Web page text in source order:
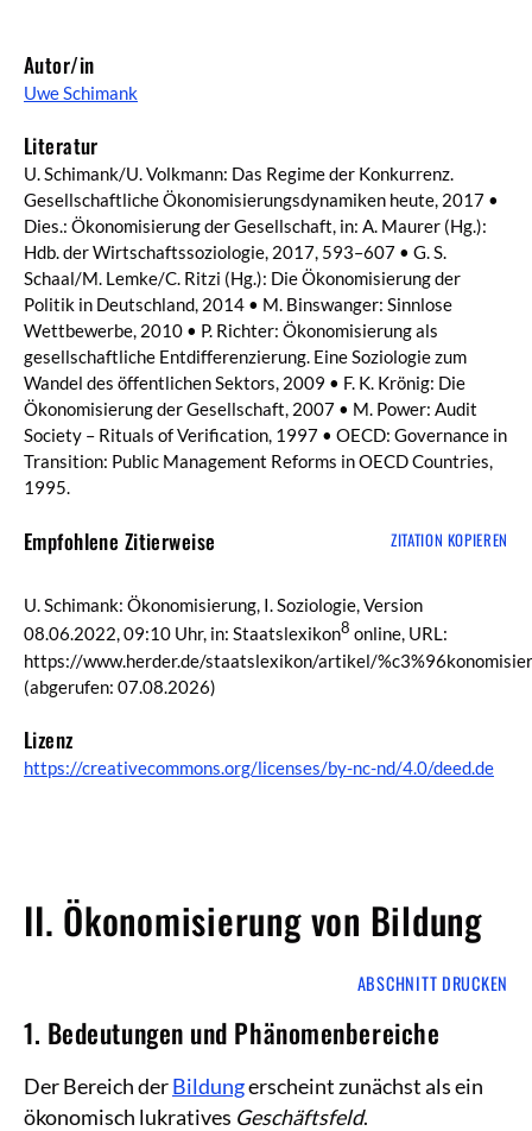
Autor/in
Uwe Schimank
Literatur
U. Schimank/U. Volkmann: Das Regime der Konkurrenz.
Gesellschaftliche Ökonomisierungsdynamiken heute, 2017 •
Dies.: Ökonomisierung der Gesellschaft, in: A. Maurer (Hg.):
Hdb. der Wirtschaftssoziologie, 2017, 593–607 • G. S.
Schaal/M. Lemke/C. Ritzi (Hg.): Die Ökonomisierung der
Politik in Deutschland, 2014 • M. Binswanger: Sinnlose
Wettbewerbe, 2010 • P. Richter: Ökonomisierung als
gesellschaftliche Entdifferenzierung. Eine Soziologie zum
Wandel des öffentlichen Sektors, 2009 • F. K. Krönig: Die
Ökonomisierung der Gesellschaft, 2007 • M. Power: Audit
Society – Rituals of Verification, 1997 • OECD: Governance in
Transition: Public Management Reforms in OECD Countries,
1995.
Empfohlene Zitierweise ZITATION KOPIEREN
U. Schimank: Ökonomisierung, I. Soziologie, Version
08.06.2022, 09:10 Uhr, in: Staatslexikon8 online, URL:
https://www.herder.de/staatslexikon/artikel/
(abgerufen: 07.08.2026)
Lizenz
https://creativecommons.org/licenses/by-nc-nd/4.0/deed.de
II. Ökonomisierung von Bildung
ABSCHNITT DRUCKEN
1. Bedeutungen und Phänomenbereiche
Der Bereich derBildungerscheint zunächst als ein
ökonomisch lukratives Geschäftsfeld.